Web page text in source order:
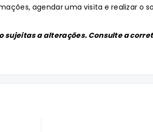
agendar uma visita e realizar o
sujeitas a alterações. Consulte a